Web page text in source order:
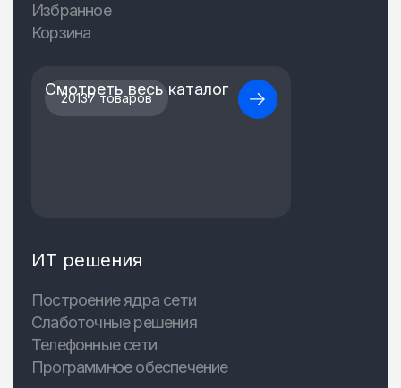
Избранное
Корзина
20137 товаров
Смотреть весь каталог
ИТ решения
Построение ядра сети
Слаботочные решения
Телефонные сети
Программное обеспечение